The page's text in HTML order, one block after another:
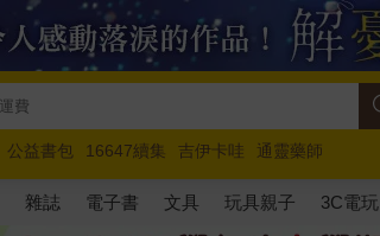
公益書包 16647續集 吉伊卡哇
通靈藥師
馬斯克 玩具總動員5 超慢跑
雜誌 電子書 文具 玩具親子 3C電玩